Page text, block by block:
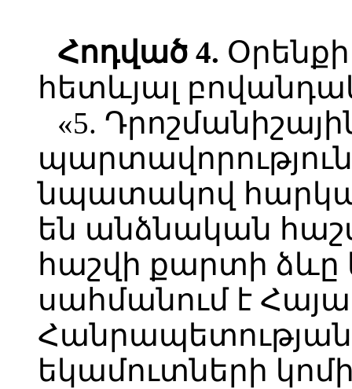
Հոդված 4.
հետևյալ
«5.
նպատակով
են անձնական
հաշվի քարտի
սահմանում է
եկամուտների